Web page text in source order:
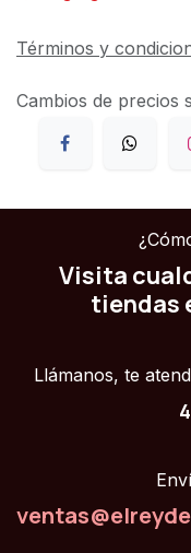
Términos y
Cambios de precios
Visita
tiendas
Llámanos, te